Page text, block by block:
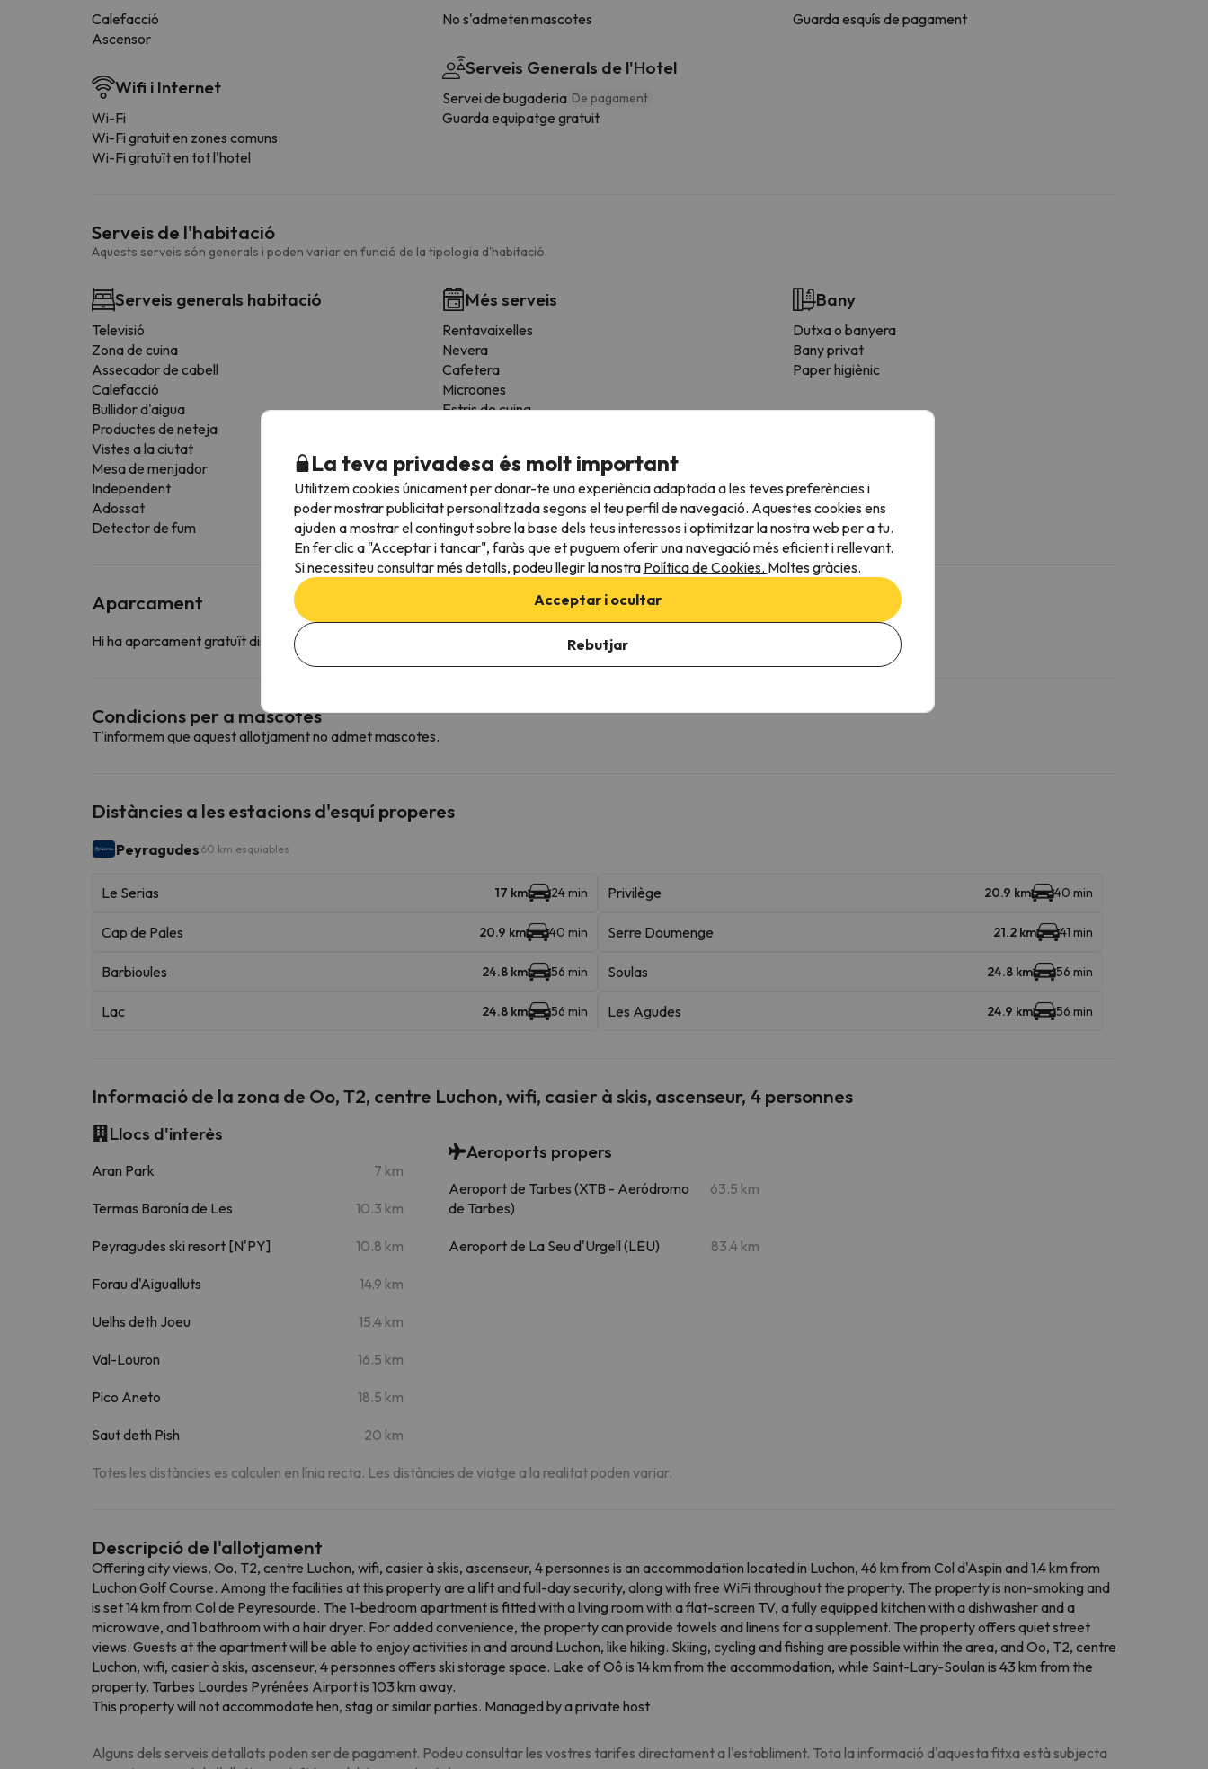
Calefacció
Ascensor
Wifi i Internet
Wi-Fi
Wi-Fi gratuit en zones comuns
Wi-Fi gratuït en tot l'hotel
No s'admeten mascotes
Serveis Generals de l'Hotel
Servei de bugaderia De pagament
Guarda equipatge gratuit
Guarda esquís de pagament
Serveis de l'habitació
Aquests serveis són generals i poden variar en funció de la tipologia d'habitació.
Serveis generals habitació
Televisió
Zona de cuina
Assecador de cabell
Calefacció
Bullidor d'aigua
Productes de neteja
Vistes a la ciutat
Mesa de menjador
Independent
Adossat
Detector de fum
Més serveis
Rentavaixelles
Nevera
Cafetera
Microones
Estris de cuina
Bany
Dutxa o banyera
Bany privat
Paper higiènic
Aparcament
Hi ha aparcament gratuït disponible en els voltants de l'allotjament
Condicions per a mascotes
T'informem que aquest allotjament no admet mascotes.
Distàncies a les estacions d'esquí properes
Peyragudes 60 km esquiables
Le Serias 17 km 24 min Privilège 20.9 km 40 min
Cap de Pales 20.9 km 40 min Serre Doumenge 21.2 km 41 min
Barbioules 24.8 km 56 min Soulas 24.8 km 56 min
Lac 24.8 km 56 min Les Agudes 24.9 km 56 min
Informació de la zona de Oo, T2, centre Luchon, wifi, casier à skis, ascenseur, 4 personnes
Llocs d'interès
Aran Park 7 km
Termas Baronía de Les 10.3 km
Peyragudes ski resort [N'PY] 10.8 km
Forau d'Aigualluts 14.9 km
Uelhs deth Joeu 15.4 km
Val-Louron 16.5 km
Pico Aneto 18.5 km
Saut deth Pish 20 km
Aeroports propers
Aeroport de Tarbes (XTB - Aeródromo
de Tarbes)
63.5 km
Aeroport de La Seu d'Urgell (LEU) 83.4 km
Totes les distàncies es calculen en línia recta. Les distàncies de viatge a la realitat poden variar.
Descripció de l'allotjament
Offering city views, Oo, T2, centre Luchon, wifi, casier à skis, ascenseur, 4 personnes is an accommodation located in Luchon, 46 km from Col d'Aspin and 1.4 km from
Luchon Golf Course. Among the facilities at this property are a lift and full-day security, along with free WiFi throughout the property. The property is non-smoking and
is set 14 km from Col de Peyresourde. The 1-bedroom apartment is fitted with a living room with a flat-screen TV, a fully equipped kitchen with a dishwasher and a
microwave, and 1 bathroom with a hair dryer. For added convenience, the property can provide towels and linens for a supplement. The property offers quiet street
views. Guests at the apartment will be able to enjoy activities in and around Luchon, like hiking. Skiing, cycling and fishing are possible within the area, and Oo, T2, centre
Luchon, wifi, casier à skis, ascenseur, 4 personnes offers ski storage space. Lake of Oô is 14 km from the accommodation, while Saint-Lary-Soulan is 43 km from the
property. Tarbes Lourdes Pyrénées Airport is 103 km away.
This property will not accommodate hen, stag or similar parties. Managed by a private host
Alguns dels serveis detallats poden ser de pagament. Podeu consultar les vostres tarifes directament a l'establiment. Tota la informació d'aquesta fitxa està subjecta
La teva privadesa és molt important
Utilitzem cookies únicament per donar-te una experiència adaptada a les teves preferències i
poder mostrar publicitat personalitzada segons el teu perfil de navegació. Aquestes cookies ens
ajuden a mostrar el contingut sobre la base dels teus interessos i optimitzar la nostra web per a tu.
En fer clic a "Acceptar i tancar", faràs que et puguem oferir una navegació més eficient i rellevant.
Si necessiteu consultar més detalls, podeu llegir la nostra Política de Cookies. Moltes gràcies.
Acceptar i ocultar
Rebutjar